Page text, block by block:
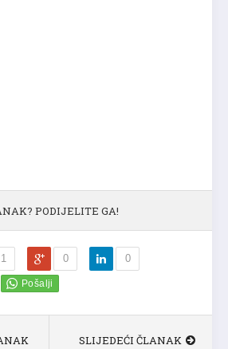
PODIJELITE GA!
1 0 0
SLIJEDEĆI ČLANAK